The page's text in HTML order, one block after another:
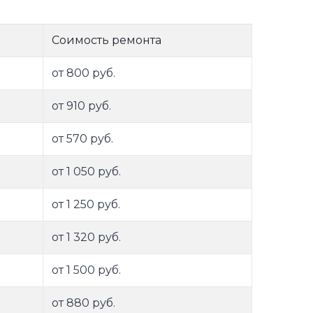
Соимость ремонта
от 800 руб.
от 910 руб.
от 570 руб.
от 1 050 руб.
от 1 250 руб.
от 1 320 руб.
от 1 500 руб.
от 880 руб.